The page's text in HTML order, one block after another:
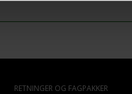
RETNINGER OG FAGPAKKER